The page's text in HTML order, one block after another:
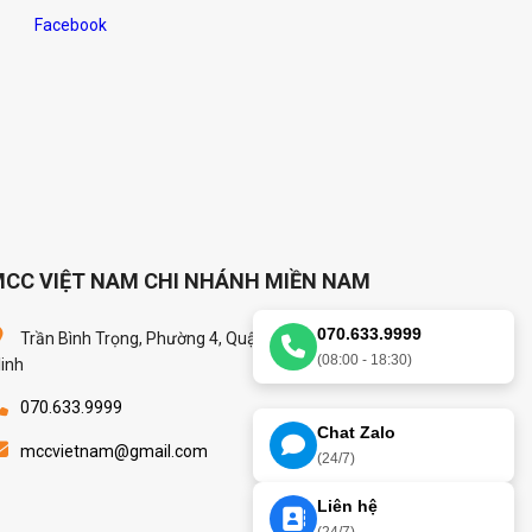
Facebook
VIỆT NAM CHI NHÁNH MIỀN NAM
Trần Bình Trọng, Phường 4, Quận 5, Thành Phố Hồ Chí
070.633.9999
mccvietnam@gmail.com
070.633.9999
(08:00 - 18:30)
Chat Zalo
(24/7)
Liên hệ